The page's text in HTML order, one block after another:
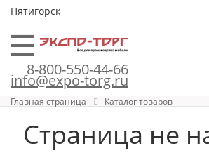
Пятигорск
8-800-550-44-66
info@expo-torg.ru
Главная страница Каталог товаров
Страница не